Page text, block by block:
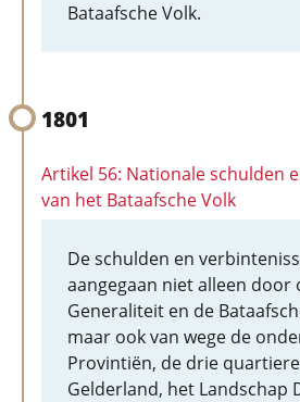
Bataafsche Volk.
1801
Artikel 56: Nationale schulden
van het Bataafsche Volk
De schulden en
aangegaan niet alleen door
Generaliteit en de
maar ook van wege de
Provintiën, de drie
Gelderland, het Landschap